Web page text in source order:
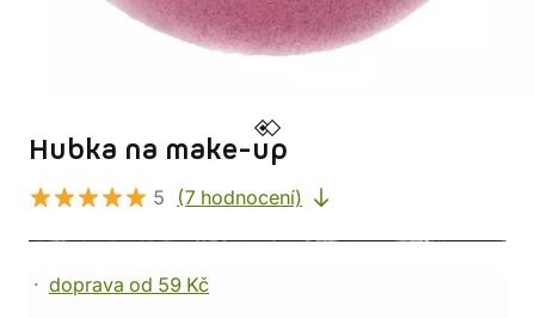
Hubka na make-up
5 (7 hodnocení)
doprava od 59 Kč